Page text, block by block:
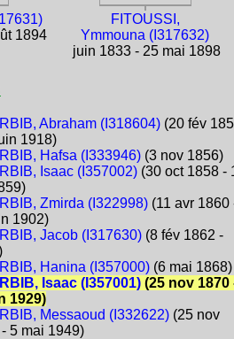
1894
FITOUSSI,
Ymmouna (I317632)
juin 1833 - 25 mai 1898
Abraham (I318604)(20 fév
1918)
Hafsa (I333946)(3 nov 1856)
Isaac (I357002)(30 oct 1858 -
Zmirda (I322998)(11 avr 1860
1902)
Jacob (I317630)(8 fév 1862 -
Hanina (I357000)(6 mai 1868)
Isaac (I357001)(25 nov 1870
1929)
Messaoud (I332622)(25 nov
5 mai 1949)